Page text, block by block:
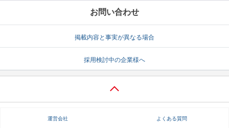
お問い合わせ
掲載内容と事実が異なる場合
採用検討中の企業様へ
運営会社 よくある質問